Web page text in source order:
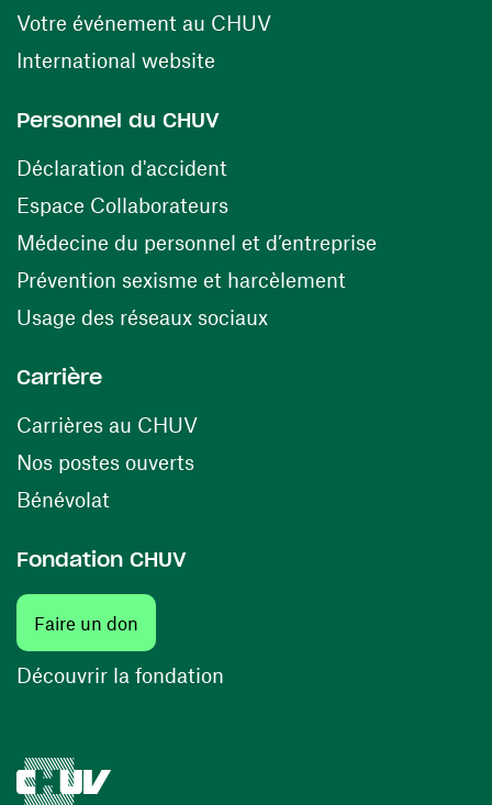
Votre événement au CHUV(ouvre une nouvelle
International website
Personnel du CHUV
Déclaration d'accident
Espace Collaborateurs(ouvre une nouvelle fenêtre)
Médecine du personnel et d’entreprise
Prévention sexisme et harcèlement
Usage des réseaux sociaux(ouvre une nouvelle
Carrière
Carrières au CHUV(ouvre une nouvelle fenêtre)
Nos postes ouverts(ouvre une nouvelle fenêtre)
Bénévolat
Fondation CHUV
Faire un don
Découvrir la fondation